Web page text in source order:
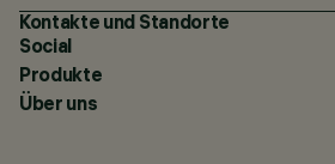
Kontakte und Standorte
Social
Produkte
Über uns